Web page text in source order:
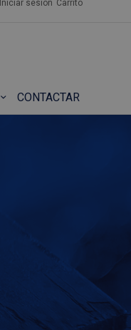
Iniciar sesión Carrito
CONTACTAR